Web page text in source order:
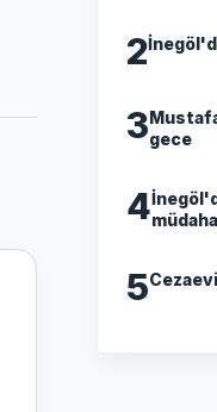
2
3gece
4
5